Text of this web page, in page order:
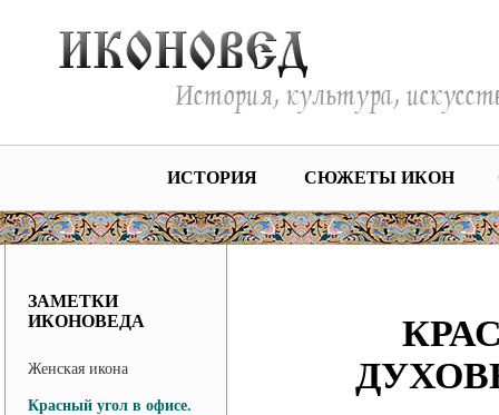
ИСТОРИЯ СЮЖЕТЫ ИКОН
ЗАМЕТКИ
ИКОНОВЕДА
Женская икона
Красный угол в офисе.